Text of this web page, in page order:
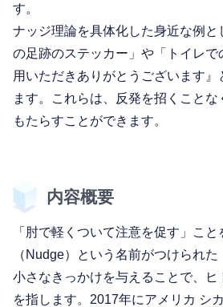
す。
ナッジ理論を具体化した身近な例
の足跡のステッカー」や「トイレで
用いただきありがとうございます』
ます。これらは、反発を招くこと
もたらすことができます。
内容概要
「肘で軽くついて注意を促す」こと
（Nudge）という名前がつけられた
小さなきっかけを与えることで、
を指します。2017年にアメリカ シ